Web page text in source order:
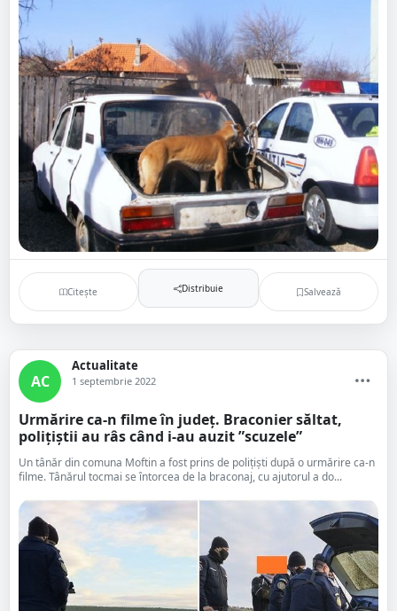
Citește Distribuie Salvează
AC
Actualitate
1 septembrie 2022
Urmărire ca-n filme în județ. Braconier săltat,
polițiștii au râs când i-au auzit ”scuzele”
Un tânăr din comuna Moftin a fost prins de polițiști după o urmărire ca-n
filme. Tânărul tocmai se întorcea de la braconaj, cu ajutorul a do...